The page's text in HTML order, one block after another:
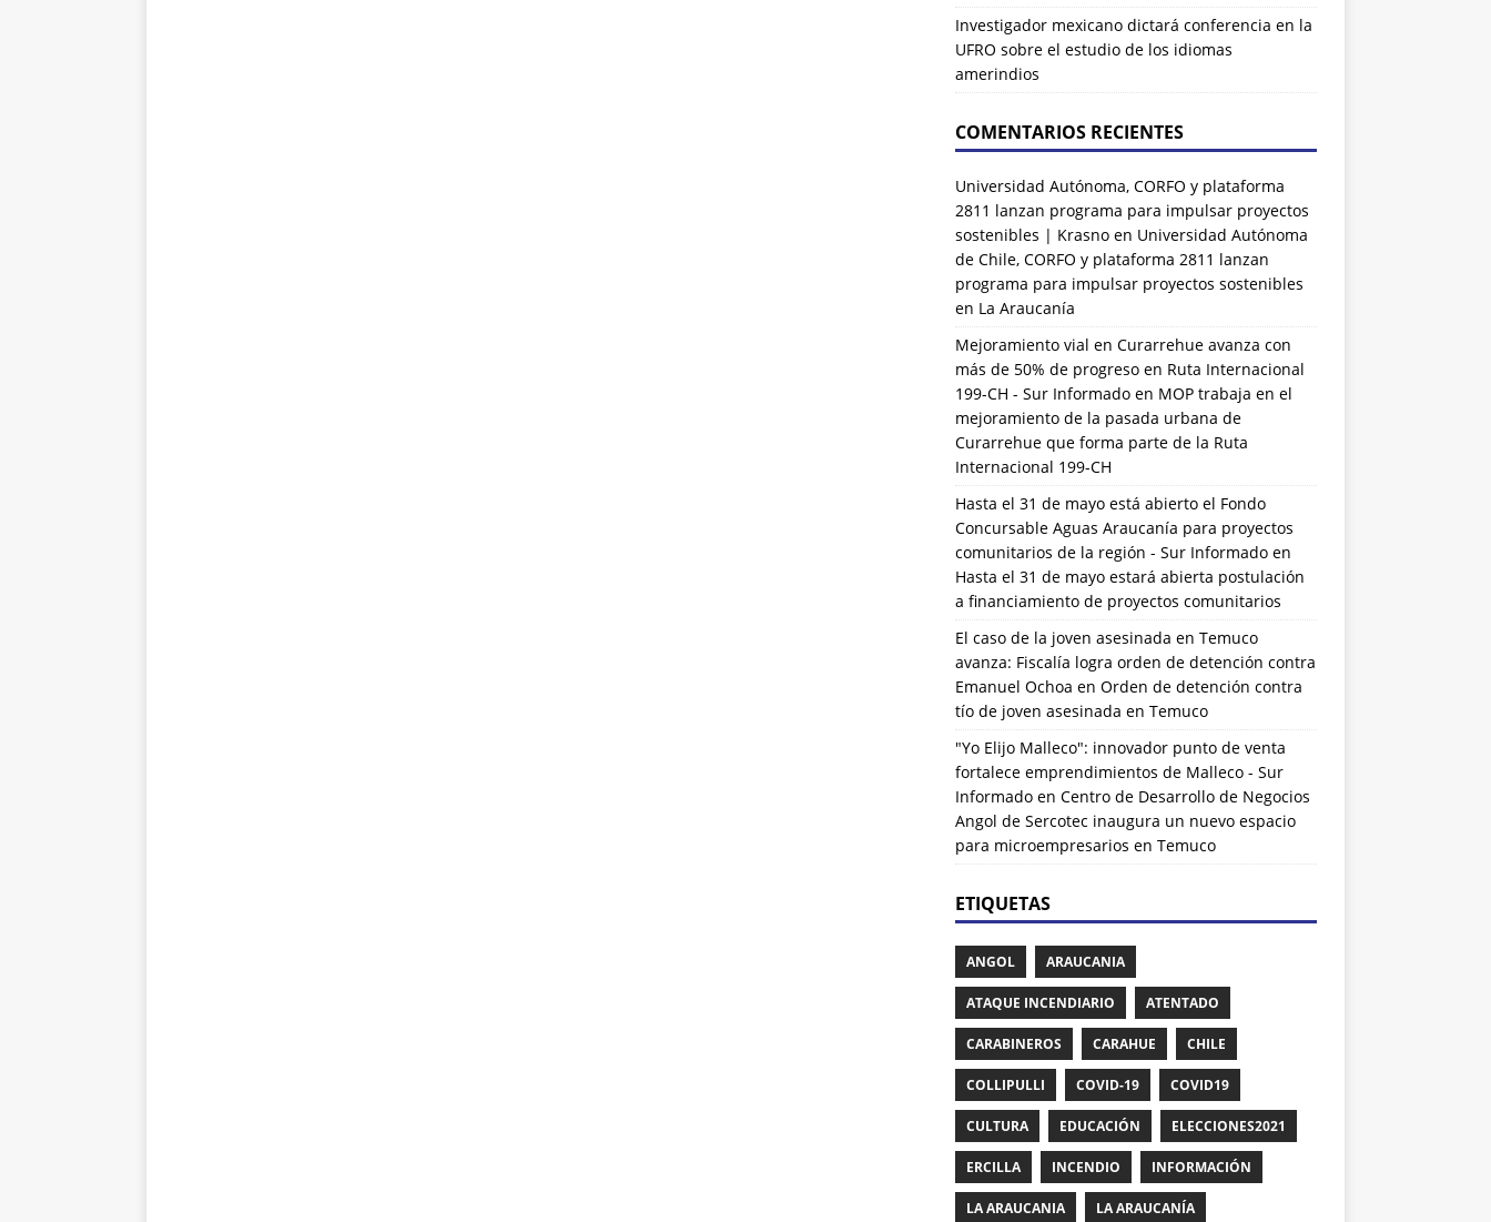
Investigador mexicano dictará conferencia en la
UFRO sobre el estudio de los idiomas
amerindios
COMENTARIOS RECIENTES
Universidad Autónoma, CORFO y plataforma
2811 lanzan programa para impulsar proyectos
sostenibles | Krasnoen Universidad Autónoma
de Chile, CORFO y plataforma 2811 lanzan
programa para impulsar proyectos sostenibles
en La Araucanía
Mejoramiento vial en Curarrehue avanza con
más de 50% de progreso en Ruta Internacional
199-CH - Sur Informadoen MOP trabaja en el
mejoramiento de la pasada urbana de
Curarrehue que forma parte de la Ruta
Internacional 199-CH
Hasta el 31 de mayo está abierto el Fondo
Concursable Aguas Araucanía para proyectos
comunitarios de la región - Sur Informadoen
Hasta el 31 de mayo estará abierta postulación
a financiamiento de proyectos comunitarios
El caso de la joven asesinada en Temuco
avanza: Fiscalía logra orden de detención contra
Emanuel Ochoa en Orden de detención contra
tío de joven asesinada en Temuco
"Yo Elijo Malleco": innovador punto de venta
fortalece emprendimientos de Malleco - Sur
Informadoen Centro de Desarrollo de Negocios
Angol de Sercotec inaugura un nuevo espacio
para microempresarios en Temuco
ETIQUETAS
ANGOL ARAUCANIA
ATAQUE INCENDIARIO ATENTADO
CARABINEROS CARAHUE CHILE
COLLIPULLI COVID-19 COVID19
CULTURA EDUCACIÓN ELECCIONES2021
ERCILLA INCENDIO INFORMACIÓN
LA ARAUCANIA LA ARAUCANÍA